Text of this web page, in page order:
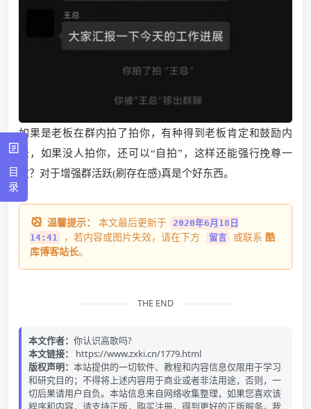
如果是老板在群内拍了拍你，有种得到老板肯定和鼓励内
味，如果没人拍你，还可以“自拍”，这样还能强行挽尊一
波？对于增强群活跃(刷存在感)真是个好东西。
温馨提示： 本文最后更新于 2020年6月18日
14:41
，若内容或图片失效，请在下方 留言 或联系 酷
库博客站长。
THE END
本文作者： 你认识高歌吗?
本文链接：
https://www.zxki.cn/1779.html
版权声明： 本站提供的一切软件、教程和内容信息仅限用于学习
和研究目的；不得将上述内容用于商业或者非法用途，否则，一
切后果请用户自负。本站信息来自网络收集整理，如果您喜欢该
程序和内容，请支持正版，购买注册，得到更好的正版服务。我
目
录